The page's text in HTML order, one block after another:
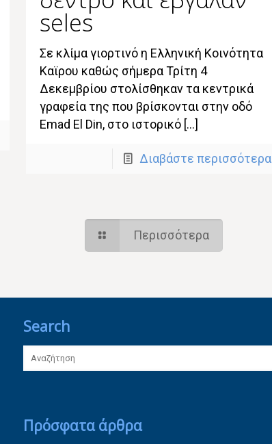
selfies
Σε κλίμα γιορτινό η Ελληνική Κοινότητα
Καϊρου καθώς σήμερα Τρίτη 4
Δεκεμβρίου στολίσθηκαν τα κεντρικά
γραφεία της που βρίσκονται στην οδό
Emad El Din, στο ιστορικό […]
Διαβάστε περισσότερα
Περισσότερα
Search
Πρόσφατα άρθρα